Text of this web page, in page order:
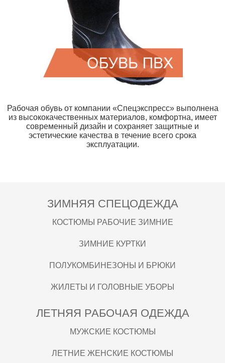
Рабочая обувь от компании «Спецэкспресс» выполнена
из высококачественных материалов, комфортна, имеет
современный дизайн и сохраняет защитные и
эстетические качества в течение всего срока
эксплуатации.
ЗИМНЯЯ СПЕЦОДЕЖДА
КОСТЮМЫ РАБОЧИЕ ЗИМНИЕ
ЗИМНИЕ КУРТКИ
ПОЛУКОМБИНЕЗОНЫ И БРЮКИ
ЖИЛЕТЫ И ГОЛОВНЫЕ УБОРЫ
ЛЕТНЯЯ РАБОЧАЯ ОДЕЖДА
МУЖСКИЕ КОСТЮМЫ
ЛЕТНИЕ ЖЕНСКИЕ КОСТЮМЫ